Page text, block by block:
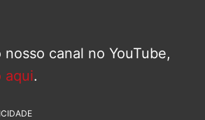
canal no YouTube,
aqui.